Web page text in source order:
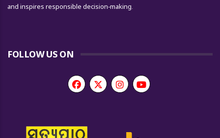
and inspires responsible decision-making.
FOLLOW US ON